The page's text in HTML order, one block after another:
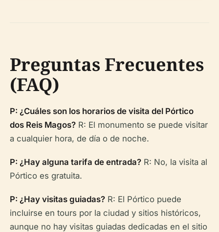
Preguntas Frecuentes
(FAQ)
P: ¿Cuáles son los horarios de visita del Pórtico
dos Reis Magos? R: El monumento se puede visitar
a cualquier hora, de día o de noche.
P: ¿Hay alguna tarifa de entrada? R: No, la visita al
Pórtico es gratuita.
P: ¿Hay visitas guiadas? R: El Pórtico puede
incluirse en tours por la ciudad y sitios históricos,
aunque no hay visitas guiadas dedicadas en el sitio